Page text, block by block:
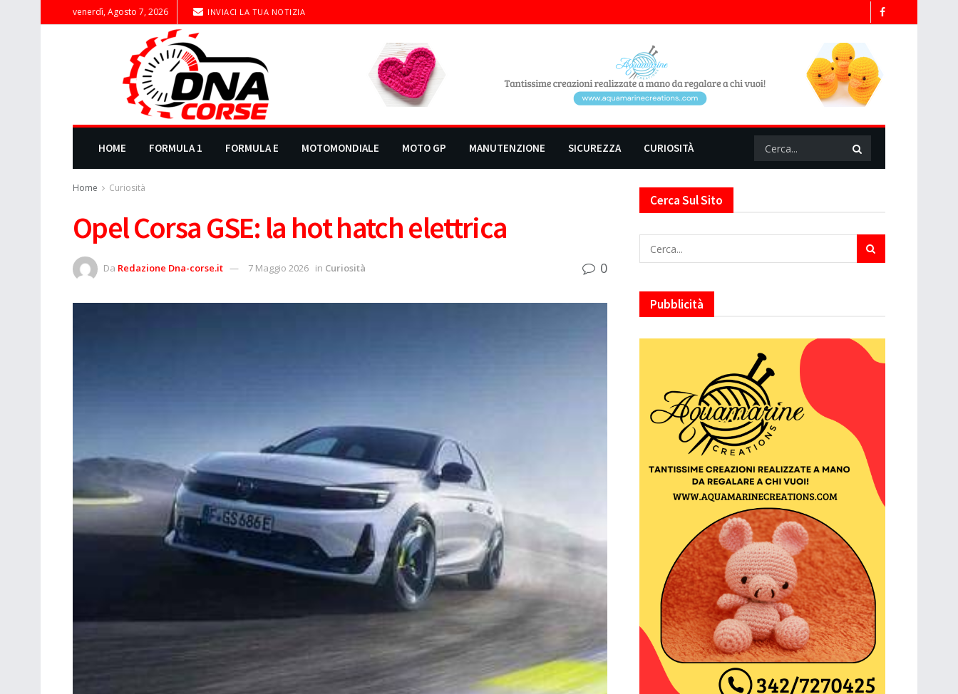
venerdì, Agosto 7, 2026 INVIACI LA TUA NOTIZIA
HOME FORMULA 1 FORMULA E MOTOMONDIALE MOTO GP MANUTENZIONE SICUREZZA CURIOSITÀ
Home Curiosità
Opel Corsa GSE: la hot hatch elettrica
Da Redazione Dna-corse.it 7 Maggio 2026 in Curiosità 0
Cerca Sul Sito
Pubblicità